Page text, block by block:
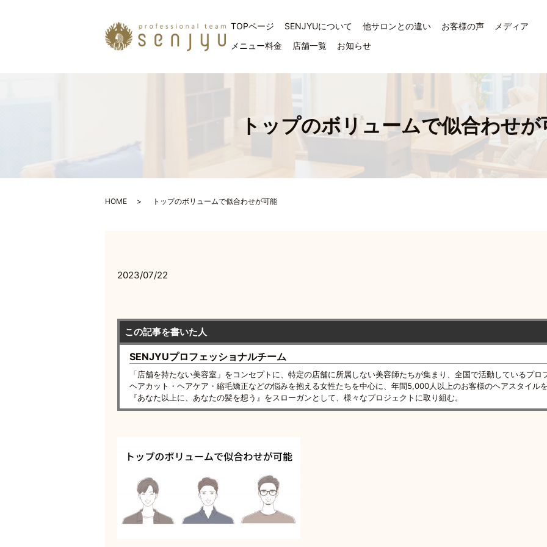
TOPページ SENJYUについて 他サロンとの違い お客様の声
メディア
メニュー料金
店舗一覧 お知らせ
トップのボリュームで似合わせが
HOME トップのボリュームで似合わせが可能
2023/07/22
この記事を書いた人
SENJYUプロフェッショナルチーム
「店舗を持たない美容室」をコンセプトに、特定の店舗に所属しない美容師たちが集まり、全国で活動しているプロ
ヘアカット・ヘアケア・縮毛矯正などの悩みを抱える女性たちを中心に、年間5,000人以上のお客様のヘアスタイル
『あなた以上に、あなたの髪を想う』をスローガンとして、様々なプロジェクトに取り組む。